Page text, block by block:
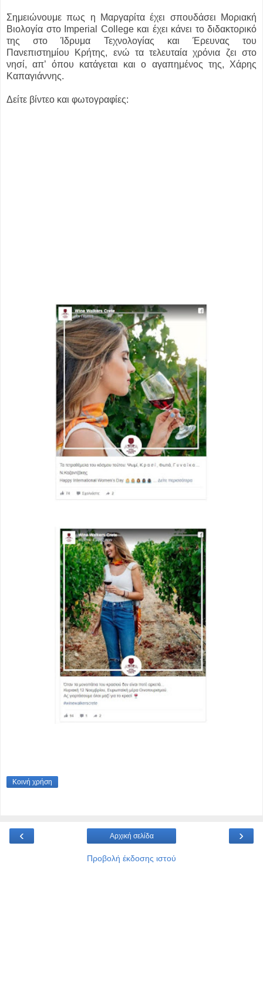
Σημειώνουμε πως η Μαργαρίτα έχει σπουδάσει Μοριακή
Βιολογία στο Imperial College και έχει κάνει το διδακτορικό
της στο Ίδρυμα Τεχνολογίας και Έρευνας του
Πανεπιστημίου Κρήτης, ενώ τα τελευταία χρόνια ζει στο
νησί, απ’ όπου κατάγεται και ο αγαπημένος της, Χάρης
Καπαγιάννης.
Δείτε βίντεο και φωτογραφίες:
Κοινή χρήση
‹ ›
Αρχική σελίδα
Προβολή έκδοσης ιστού